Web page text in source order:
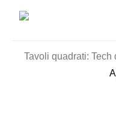
Tavoli quadrati: Tech